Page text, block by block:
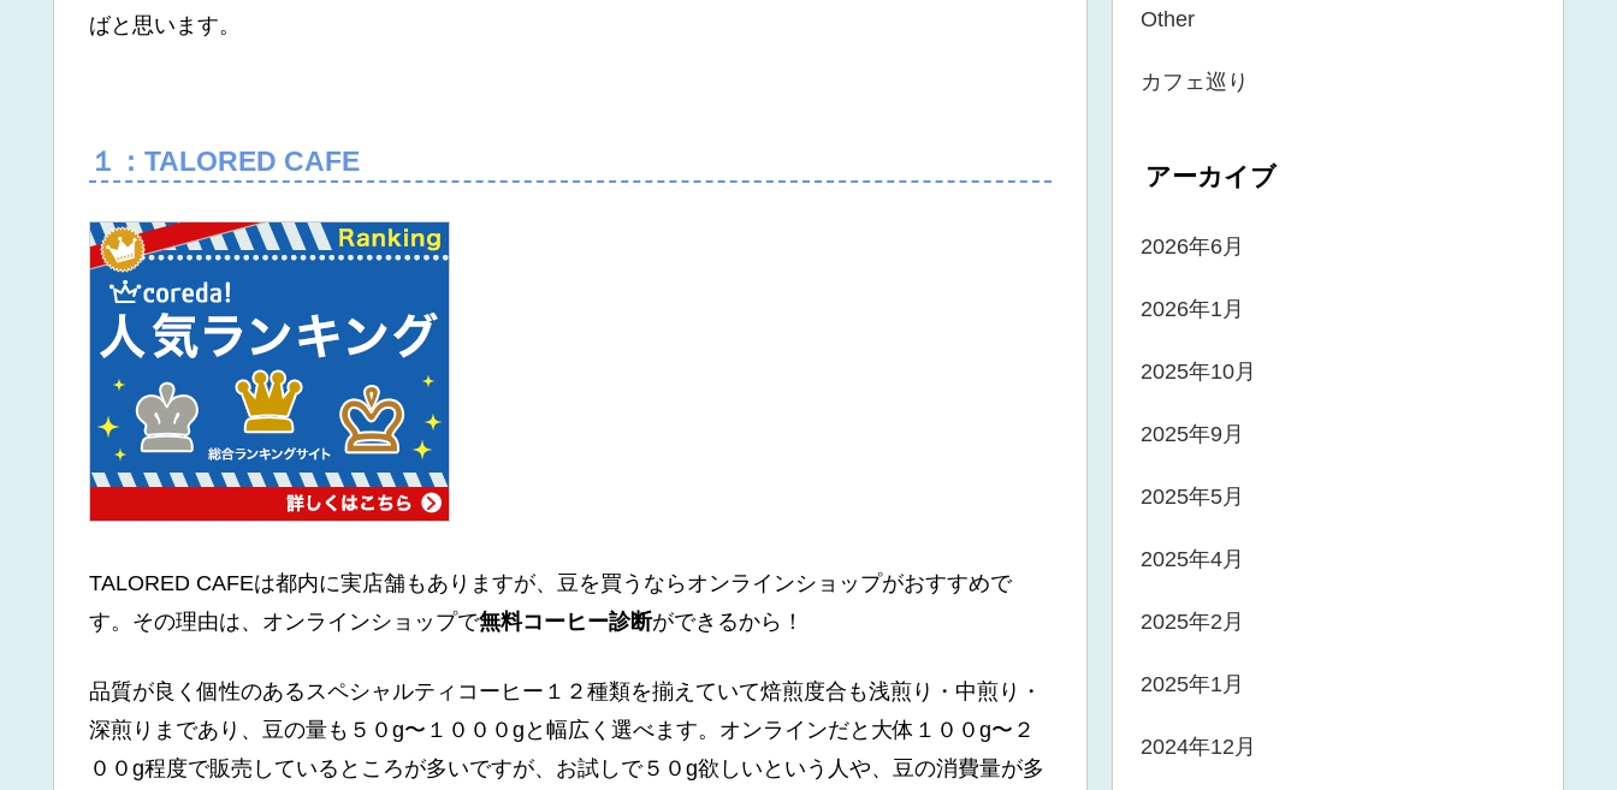
ばと思います。
１：TALORED CAFE
TALORED CAFEは都内に実店舗もありますが、豆を買うならオンラインショップがおすすめで
す。その理由は、オンラインショップで無料コーヒー診断ができるから！
品質が良く個性のあるスペシャルティコーヒー１２種類を揃えていて焙煎度合も浅煎り・中煎り・
深煎りまであり、豆の量も５０g〜１０００gと幅広く選べます。オンラインだと大体１００g〜２
００g程度で販売しているところが多いですが、お試しで５０g欲しいという人や、豆の消費量が多
Other
カフェ巡り
アーカイブ
2026年6月
2026年1月
2025年10月
2025年9月
2025年5月
2025年4月
2025年2月
2025年1月
2024年12月